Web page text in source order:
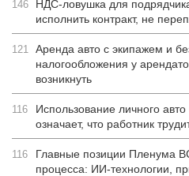
146
НДС-ловушка для
исполнить контракт, не
121 Аренда авто с экипажем и
налогообложения у
возникнуть
116
Использование личного
означает, что работник
116
Главные позиции Пленума
процесса: ИИ-технологии,